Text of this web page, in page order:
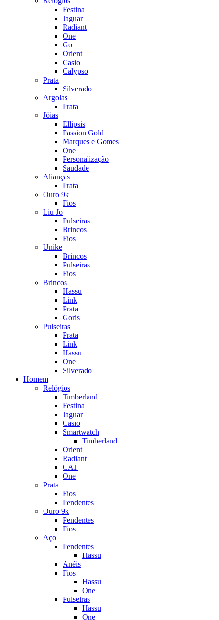
Festina
Jaguar
Radiant
One
Go
Orient
Casio
Calypso
Prata
Silverado
Argolas
Prata
Jóias
Ellipsis
Passion Gold
Marques e Gomes
One
Personalização
Saudade
Alianças
Prata
Ouro 9k
Fios
Liu Jo
Pulseiras
Brincos
Fios
Unike
Brincos
Pulseiras
Fios
Brincos
Hassu
Link
Prata
Goris
Pulseiras
Prata
Link
Hassu
One
Silverado
Homem
Relógios
Timberland
Festina
Jaguar
Casio
Smartwatch
Timberland
Orient
Radiant
CAT
One
Prata
Fios
Pendentes
Ouro 9k
Pendentes
Fios
Aço
Pendentes
Hassu
Anéis
Fios
Hassu
One
Pulseiras
Hassu
One